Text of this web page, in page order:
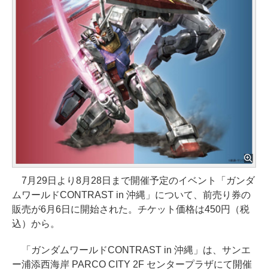
7月29日より8月28日まで開催予定のイベント「ガンダ
ムワールドCONTRAST in 沖縄」について、前売り券の
販売が6月6日に開始された。チケット価格は450円（税
込）から。
「ガンダムワールドCONTRAST in 沖縄」は、サンエ
ー浦添西海岸 PARCO CITY 2F センタープラザにて開催